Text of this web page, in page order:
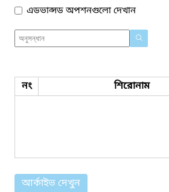
এডভান্সড অপশনগুলো দেখান
নং শিরোনাম
আর্কাইভ দেখুন